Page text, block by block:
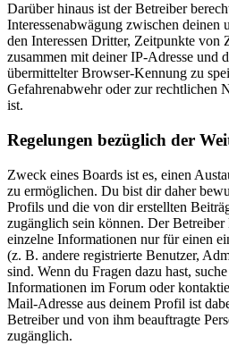
Darüber hinaus ist der Betreiber
Interessenabwägung zwischen deinen
den Interessen Dritter, Zeitpunkte von
zusammen mit deiner IP-Adresse und
übermittelter Browser-Kennung zu
Gefahrenabwehr oder zur rechtlichen
ist.
Regelungen bezüglich der
Zweck eines Boards ist es, einen
zu ermöglichen. Du bist dir daher
Profils und die von dir erstellten
zugänglich sein können. Der Betreiber
einzelne Informationen nur für einen
(z. B. andere registrierte Benutzer,
sind. Wenn du Fragen dazu hast,
Informationen im Forum oder
Mail-Adresse aus deinem Profil ist
Betreiber und von ihm beauftragte
zugänglich.